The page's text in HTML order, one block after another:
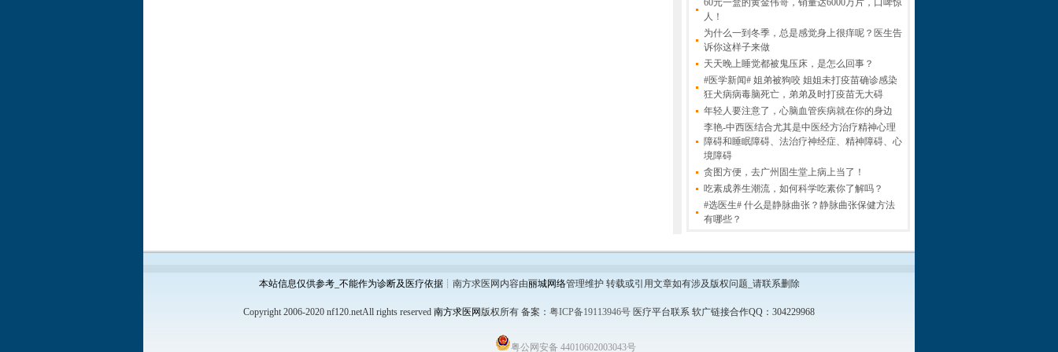
60元一盒的黄金伟哥，销量达6000万片，口啤惊
人！
为什么一到冬季，总是感觉身上很痒呢？医生告
诉你这样子来做
天天晚上睡觉都被鬼压床，是怎么回事？
#医学新闻# 姐弟被狗咬 姐姐未打疫苗确诊感染
狂犬病病毒脑死亡，弟弟及时打疫苗无大碍
年轻人要注意了，心脑血管疾病就在你的身边
李艳-中西医结合尤其是中医经方治疗精神心理
障碍和睡眠障碍、法治疗神经症、精神障碍、心
境障碍
贪图方便，去广州固生堂上病上当了！
吃素成养生潮流，如何科学吃素你了解吗？
#选医生# 什么是静脉曲张？静脉曲张保健方法
有哪些？
本站信息仅供参考_不能作为诊断及医疗依据┊南方求医网内容由丽城网络管理维护 转载或引用文章如有涉及版权问题_请联系删除
Copyright 2006-2020 nf120.netAll rights reserved 南方求医网 版权所有 备案： 粤ICP备19113946号 医疗平台联系 软广链接合作QQ：304229968
粤公网安备 44010602003043号